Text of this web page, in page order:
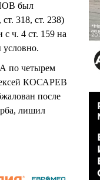
был
318, ст. 238)
ч. 4 ст. 159 на
условно.
по четырем
КОСАРЕВ
после
лишил